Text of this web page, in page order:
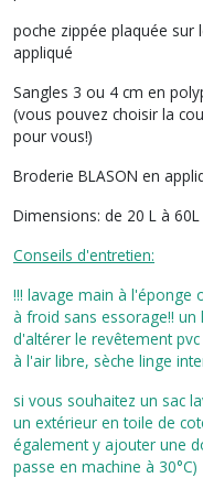
poche zippée plaquée sur
appliqué
Sangles 3 ou 4 cm en
(vous pouvez choisir la
pour vous!)
Broderie BLASON en
Dimensions: de 20 L à 60L
Conseils d'entretien:
!!! lavage main à l'éponge
à froid sans essorage!! un
d'altérer le revêtement
à l'air libre, sèche linge
si vous souhaitez un sac
un extérieur en toile de
également y ajouter une
passe en machine à 30°C)